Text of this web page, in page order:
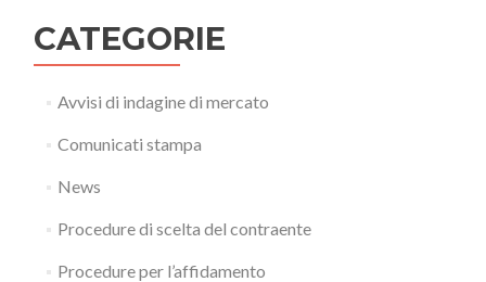
CATEGORIE
Avvisi di indagine di mercato
Comunicati stampa
News
Procedure di scelta del contraente
Procedure per l’affidamento